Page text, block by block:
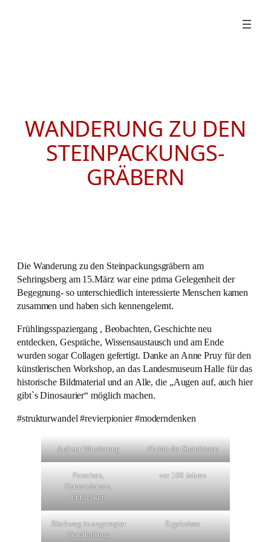
WANDERUNG ZU DEN
STEIN­PACKUNGS­
GRÄBERN
Die Wanderung zu den Steinpackungsgräbern am
Sehringsberg am 15.März war eine prima Gelegenheit der
Begegnung- so unterschiedlich interessierte Menschen kamen
zusammen und haben sich kennengelernt.
Frühlingsspaziergang , Beobachten, Geschichte neu
entdecken, Gespräche, Wissensaustausch und am Ende
wurden sogar Collagen gefertigt. Danke an Anne Pruy für den
künstlerischen Workshop, an das Landesmuseum Halle für das
historische Bildmaterial und an Alle, die „Augen auf, auch hier
gibt`s Dinosaurier“ möglich machen.
#strukturwandel #revierpionier #moderndenken
Auf zur Wanderung Abrieb der Steinkisten
Forschen,
Kennenlernen,
Entdecken
vor 100 Jahren
Rückweg in angeregter
Unterhaltung
Ergebnisse